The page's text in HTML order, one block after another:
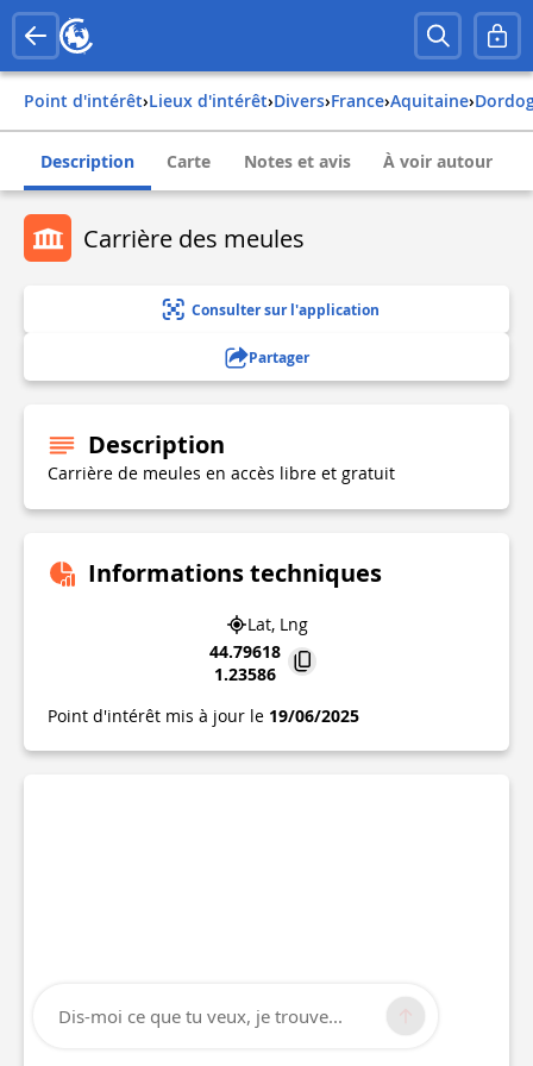
Point d'intérêt› Lieux d'intérêt› Divers› france› aquitaine›
Description Carte Notes et avis À voir autour
Carrière des meules
Consulter sur l'application
Partager
Description
Carrière de meules en accès libre et gratuit
Informations techniques
Lat, Lng
44.79618
1.23586
Point d'intérêt mis à jour le 19/06/2025
Dis-moi ce que tu veux, je trouve...